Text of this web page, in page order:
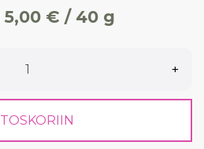
5,00 € / 40 g
+